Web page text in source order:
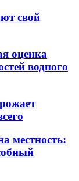
свой
оценка
водного
местность: